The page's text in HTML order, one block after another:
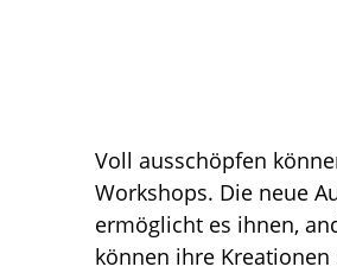
Voll ausschöpfen
Workshops. Die neue
ermöglicht es ihnen,
können ihre